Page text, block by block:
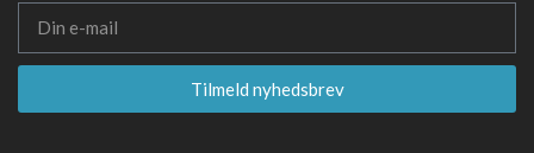
Tilmeld nyhedsbrev